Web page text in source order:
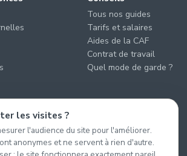
Tous nos guides
Tarifs et salaires
Aides de la CAF
Contrat de travail
Quel mode de garde ?
les visites ?
l'audience du site pour l'améliorer.
anonymes et ne servent à rien d'autre.